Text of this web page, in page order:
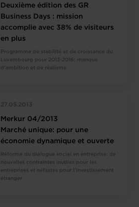
Deuxième édition des GR
Business Days : mission
accomplie avec 38% de visiteurs
en plus
Programme de stabilité et de croissance du
Luxembourg pour 2013-2016: manque
d'ambition et de réalisme
27.05.2013
Merkur 04/2013
Marché unique: pour une
économie dynamique et ouverte
Réforme du dialogue social en entreprise: de
nouvelles contraintes inutiles pour les
entreprises et néfastes pour l’investissement
étranger